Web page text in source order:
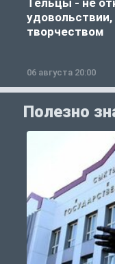
Тельцы - не
творчеством
06 августа 20:00
Полезно